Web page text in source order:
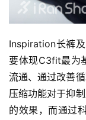
Inspiration长裤
要体现C3fit最为
流通、通过改善
压缩功能对于抑
的效果，而通过